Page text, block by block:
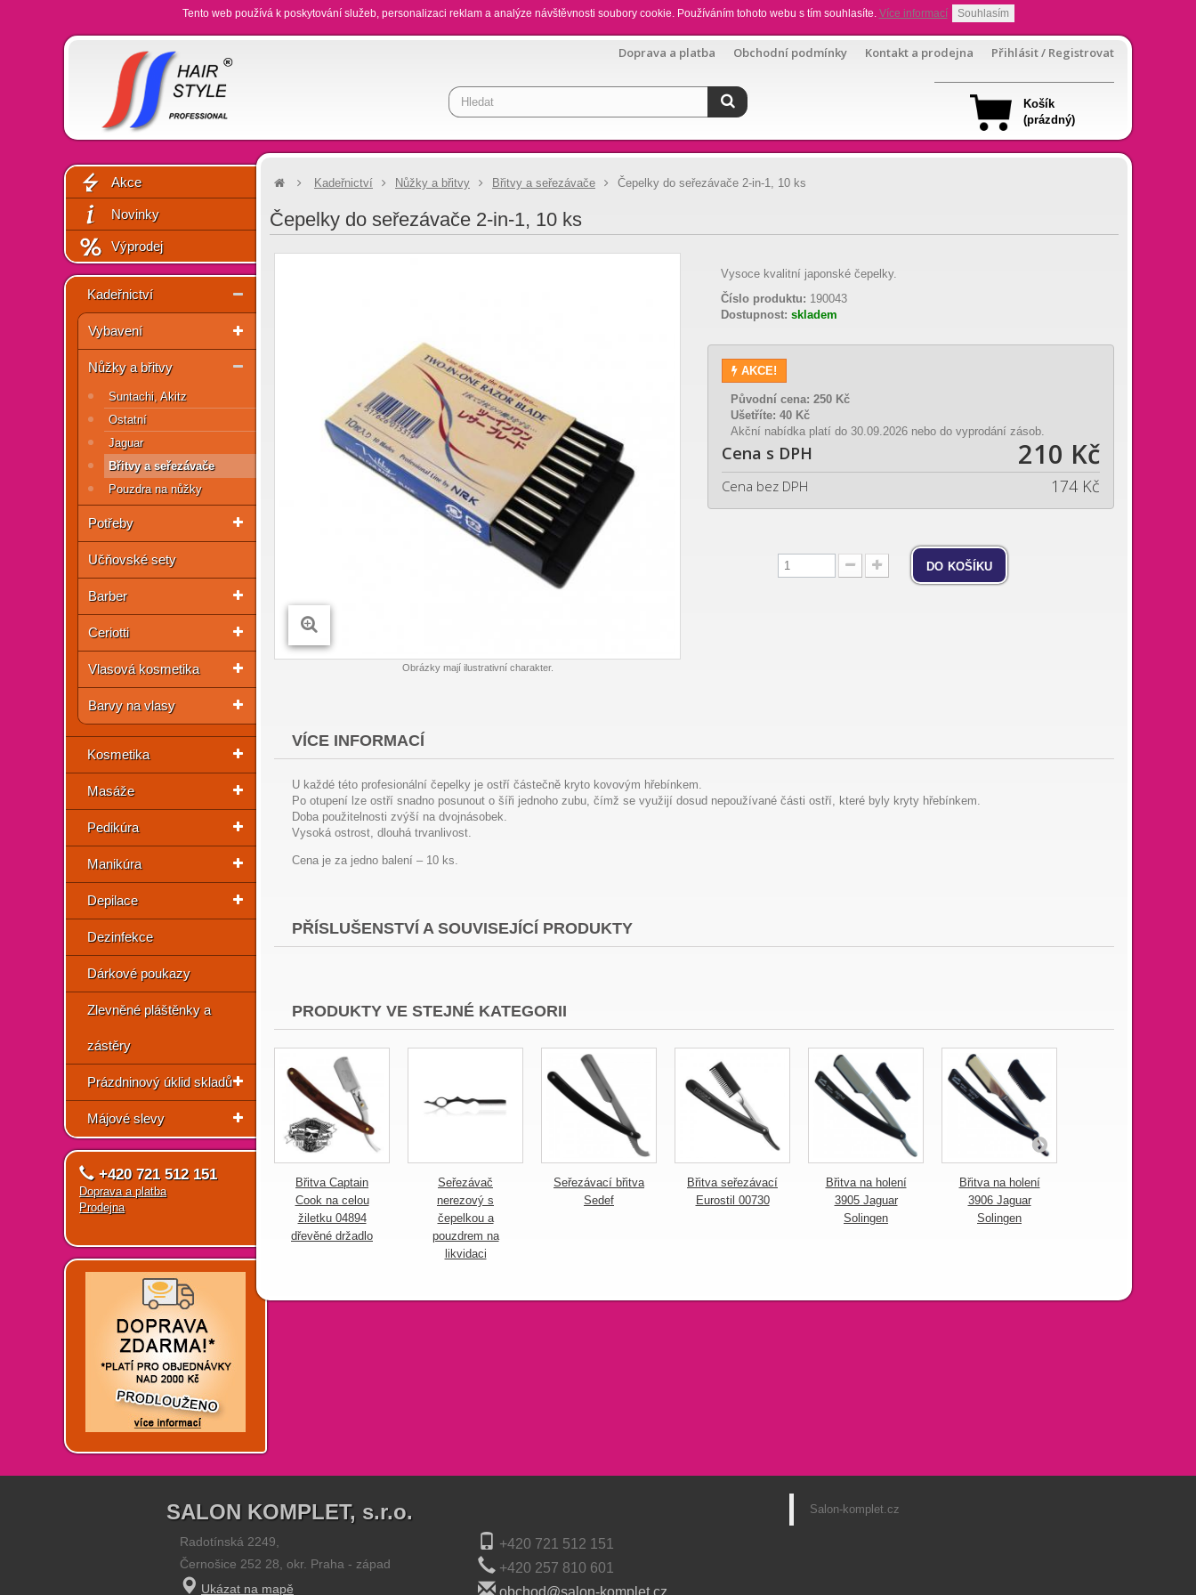
Tento web používá k poskytování služeb, personalizaci reklam a analýze návštěvnosti soubory cookie. Používáním tohoto webu s tím souhlasíte. Více informací Souhlasím
Doprava a platba Obchodní podmínky Kontakt a prodejna Přihlásit / Registrovat
Košík
(prázdný)
Akce
Novinky
Výprodej
Kadeřnictví
Vybavení
Nůžky a břitvy
Suntachi, Akitz
Ostatní
Jaguar
Břitvy a seřezávače
Pouzdra na nůžky
Potřeby
Učňovské sety
Barber
Ceriotti
Vlasová kosmetika
Barvy na vlasy
Kosmetika
Masáže
Pedikúra
Manikúra
Depilace
Dezinfekce
Dárkové poukazy
Zlevněné pláštěnky a
zástěry
Prázdninový úklid skladů
Májové slevy
+420 721 512 151
Doprava a platba
Prodejna
Kadeřnictví Nůžky a břitvy Břitvy a seřezávače Čepelky do seřezávače 2-in-1, 10 ks
Čepelky do seřezávače 2-in-1, 10 ks
Obrázky mají ilustrativní charakter.
Vysoce kvalitní japonské čepelky.
Číslo produktu: 190043
Dostupnost: skladem
AKCE!
Původní cena: 250 Kč
Ušetříte: 40 Kč
Akční nabídka platí do 30.09.2026 nebo do vyprodání zásob.
Cena s DPH 210 Kč
Cena bez DPH 174 Kč
do košíku
VÍCE INFORMACÍ
U každé této profesionální čepelky je ostří částečně kryto kovovým hřebínkem.
Po otupení lze ostří snadno posunout o šíři jednoho zubu, čímž se využijí dosud nepoužívané části ostří, které byly kryty hřebínkem.
Doba použitelnosti zvýší na dvojnásobek.
Vysoká ostrost, dlouhá trvanlivost.
Cena je za jedno balení – 10 ks.
PŘÍSLUŠENSTVÍ A SOUVISEJÍCÍ PRODUKTY
PRODUKTY VE STEJNÉ KATEGORII
Břitva Captain
Cook na celou
žiletku 04894
dřevěné držadlo
Seřezávač
nerezový s
čepelkou a
pouzdrem na
likvidaci
Seřezávací břitva
Sedef
Břitva seřezávací
Eurostil 00730
Břitva na holení
3905 Jaguar
Solingen
Břitva na holení
3906 Jaguar
Solingen
SALON KOMPLET, s.r.o.
Radotínská 2249,
Černošice 252 28, okr. Praha - západ
Ukázat na mapě
+420 721 512 151
+420 257 810 601
obchod@salon-komplet.cz
Salon-komplet.cz